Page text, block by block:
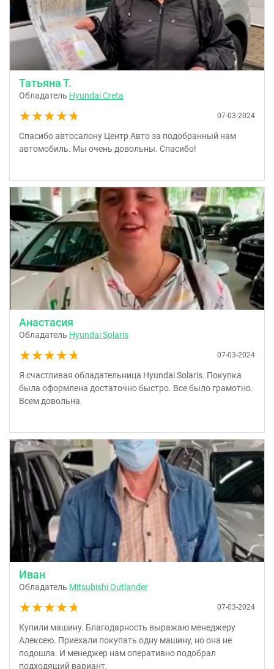
Татьяна Т.
Обладатель Hyundai Creta
★★★★★
★★★★★ 07-03-2024
Спасибо автосалону Центр Авто за подобранный нам
автомобиль. Мы очень довольны. Спасибо!
Анастасия
Обладатель Hyundai Solaris
★★★★★
★★★★★ 07-03-2024
Я счастливая обладательница Hyundai Solaris. Покупка
была оформлена достаточно быстро. Все было грамотно.
Всем довольна.
Иван
Обладатель Mitsubishi Outlander
★★★★★
★★★★★ 07-03-2024
Купили машину. Благодарность выражаю менеджеру
Алексею. Приехали покупать одну машину, но она не
подошла. И менеджер нам оперативно подобрал
подходящий вариант.